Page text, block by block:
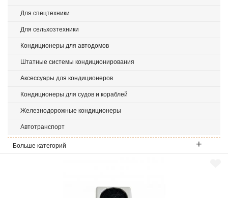
Для спецтехники
Для сельхозтехники
Кондиционеры для автодомов
Штатные системы кондиционирования
Аксессуары для кондиционеров
Кондиционеры для судов и кораблей
Железнодорожные кондиционеры
Автотранспорт
Больше категорий